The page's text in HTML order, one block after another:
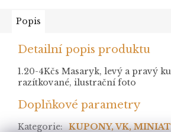
Popis
Detailní popis produktu
1.20-4Kčs Masaryk, levý a pravý
razítkované, ilustrační foto
Doplňkové parametry
Kategorie: KUPONY, VK,